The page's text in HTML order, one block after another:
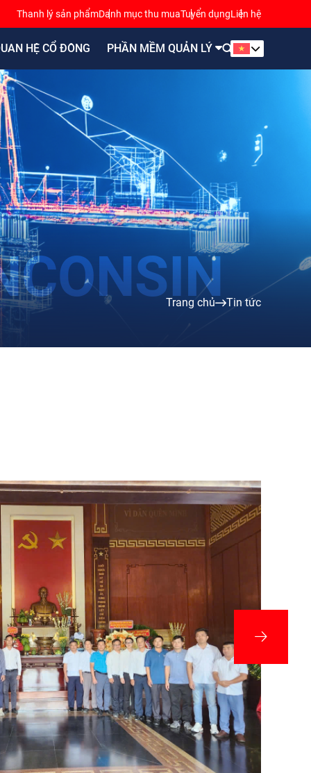
Thanh lý sản phẩmDanh mục thu muaTuyển dụngLiên hệ
HỆ CỔ ĐÔNG PHẦN MỀM QUẢN LÝ
Trang chủ Tin tức